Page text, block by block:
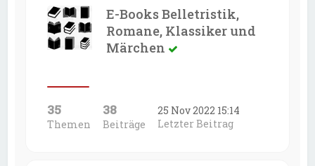
E-Books Belletristik,
Romane, Klassiker und
Märchen
35
Themen
38
Beiträge
25 Nov 2022 15:14
Letzter Beitrag